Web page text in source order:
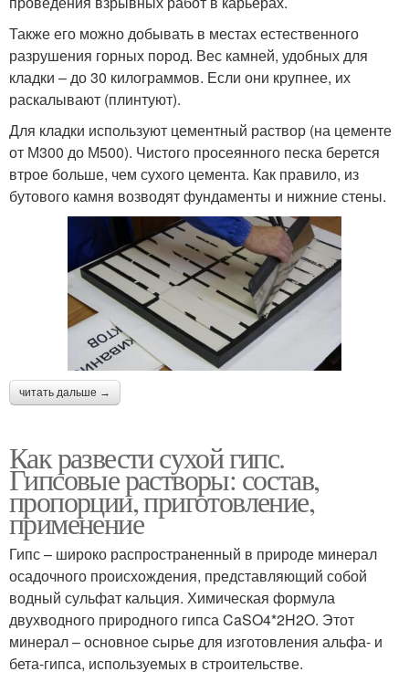
Также его можно добывать в местах естественного
разрушения горных пород. Вес камней, удобных для
кладки – до 30 килограммов. Если они крупнее, их
раскалывают (плинтуют).
Для кладки используют цементный раствор (на цементе
от М300 до М500). Чистого просеянного песка берется
втрое больше, чем сухого цемента. Как правило, из
бутового камня возводят фундаменты и нижние стены.
читать дальше →
Как развести сухой гипс.
Гипсовые растворы: состав,
пропорции, приготовление,
применение
Гипс – широко распространенный в природе минерал
осадочного происхождения, представляющий собой
водный сульфат кальция. Химическая формула
двухводного природного гипса CaSO4*2H2O. Этот
минерал – основное сырье для изготовления альфа- и
бета-гипса, используемых в строительстве.